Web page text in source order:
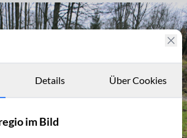
Details Über Cookies
im Bild